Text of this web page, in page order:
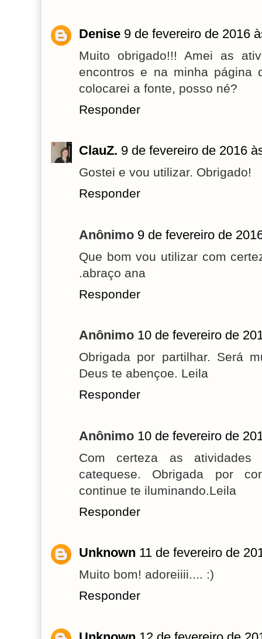
Denise 9 de fevereiro de 2016
Muito obrigado!!! Amei as
encontros e na minha página
colocarei a fonte, posso né?
Responder
ClauZ. 9 de fevereiro de 2016
Gostei e vou utilizar. Obrigado!
Responder
Anônimo 9 de fevereiro de
Que bom vou utilizar com
.abraço ana
Responder
Anônimo 10 de fevereiro de
Obrigada por partilhar. Será
Deus te abençoe. Leila
Responder
Anônimo 10 de fevereiro de
Com certeza as
catequese. Obrigada por
continue te iluminando.Leila
Responder
Unknown 11 de fevereiro de
Muito bom! adoreiiii.... :)
Responder